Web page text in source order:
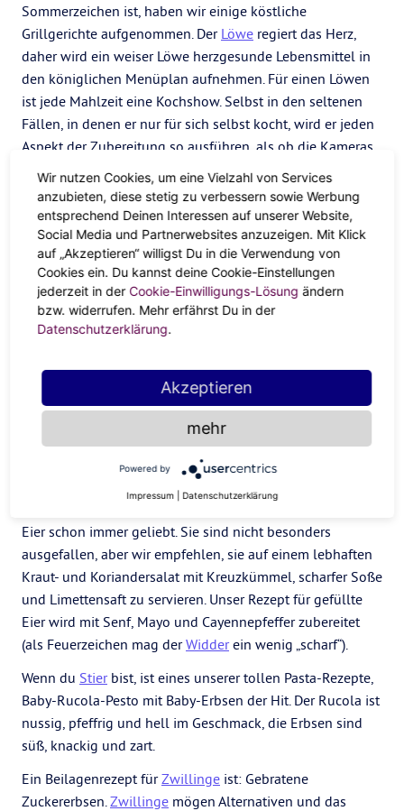
Sommerzeichen ist, haben wir einige köstliche
Grillgerichte aufgenommen. Der Löwe regiert das Herz,
daher wird ein weiser Löwe herzgesunde Lebensmittel in
den königlichen Menüplan aufnehmen. Für einen Löwen
ist jede Mahlzeit eine Kochshow. Selbst in den seltenen
Fällen, in denen er nur für sich selbst kocht, wird er jeden
Aspekt der Zubereitung so ausführen, als ob die Kameras
laufen würden. Bewirten ist für Löwen eine Kunstform.
Nehmen wir an, du bist einSchütze. Dieses Sternzeichen
ist begierig auf neue Erfahrungen und ein Verfechter
anderer Kulturen. Daher fühlen sie sich zu einer
interessanten Mischung aus verschiedenen Gerichten
hingezogen – derSchütze-Gaumen hungert nach
exotischen Aromen und fremder Küche, daher werden sie
Kochtechniken aus der ganzen Welt studieren und
aber auch Truthahn, Lachs, Kürbis, Kaki, Datteln und
andere saisonale Lebensmittel.
Bezieht ihr die Eigenschaften jedes Sternzeichens
in die für sie bestimmten Mahlzeiten ein?
Ja! Ich (Amy) bin einWidder. Ich habe gefüllte
Eier schon immer geliebt. Sie sind nicht besonders
ausgefallen, aber wir empfehlen, sie auf einem lebhaften
Kraut- und Koriandersalat mit Kreuzkümmel, scharfer Soße
und Limettensaft zu servieren. Unser Rezept für gefüllte
Eier wird mit Senf, Mayo und Cayennepfeffer zubereitet
(als Feuerzeichen mag derWidderein wenig „scharf“).
Wenn du Stierbist, ist eines unserer tollen Pasta-Rezepte,
Baby-Rucola-Pesto mit Baby-Erbsen der Hit. Der Rucola ist
nussig, pfeffrig und hell im Geschmack, die Erbsen sind
süß, knackig und zart.
Ein Beilagenrezept fürZwillinge ist: Gebratene
Zuckererbsen.Zwillinge mögen Alternativen und das
Wir nutzen Cookies, um eine Vielzahl von Services
anzubieten, diese stetig zu verbessern sowie Werbung
entsprechend Deinen Interessen auf unserer Website,
Social Media und Partnerwebsites anzuzeigen. Mit Klick
auf „Akzeptieren“ willigst Du in die Verwendung von
Cookies ein. Du kannst deine Cookie-Einstellungen
jederzeit in der Cookie-Einwilligungs-Lösung ändern
bzw. widerrufen. Mehr erfährst Du in der
Datenschutzerklärung.
Akzeptieren
mehr
Powered by
Impressum Datenschutzerklärung